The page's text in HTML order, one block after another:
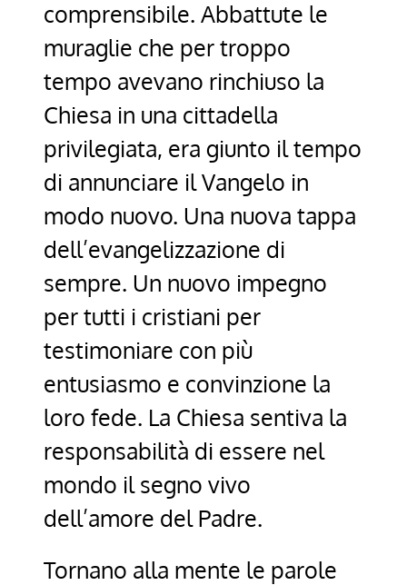
comprensibile. Abbattute le
muraglie che per troppo
tempo avevano rinchiuso la
Chiesa in una cittadella
privilegiata, era giunto il tempo
di annunciare il Vangelo in
modo nuovo. Una nuova tappa
dell’evangelizzazione di
sempre. Un nuovo impegno
per tutti i cristiani per
testimoniare con più
entusiasmo e convinzione la
loro fede. La Chiesa sentiva la
responsabilità di essere nel
mondo il segno vivo
dell’amore del Padre.
Tornano alla mente le parole